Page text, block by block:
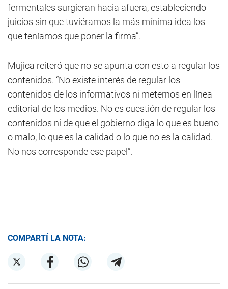
fermentales surgieran hacia afuera, estableciendo
juicios sin que tuviéramos la más mínima idea los
que teníamos que poner la firma”.
Mujica reiteró que no se apunta con esto a regular los
contenidos. “No existe interés de regular los
contenidos de los informativos ni meternos en línea
editorial de los medios. No es cuestión de regular los
contenidos ni de que el gobierno diga lo que es bueno
o malo, lo que es la calidad o lo que no es la calidad.
No nos corresponde ese papel”.
COMPARTÍ LA NOTA: